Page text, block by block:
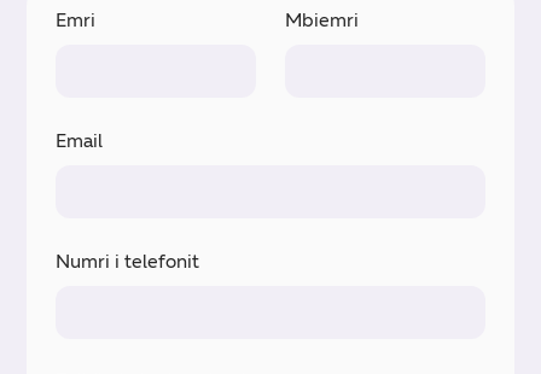
Emri Mbiemri
Email
Numri i telefonit